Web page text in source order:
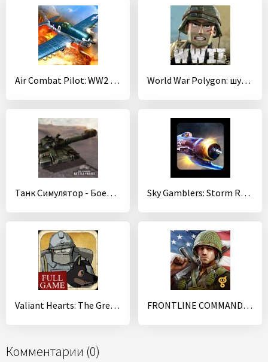
Air Combat Pilot: WW2 Pacific World War Polygon: шутер про Вторую мировую
Танк Симулятор - Боевой фронт Sky Gamblers: Storm Raiders
Valiant Hearts: The Great War FRONTLINE COMMANDO: NORMANDY
Комментарии (0)